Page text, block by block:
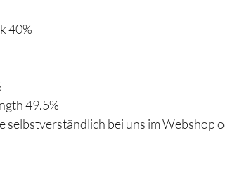
40%
49.5%
selbstverständlich bei uns im Webshop